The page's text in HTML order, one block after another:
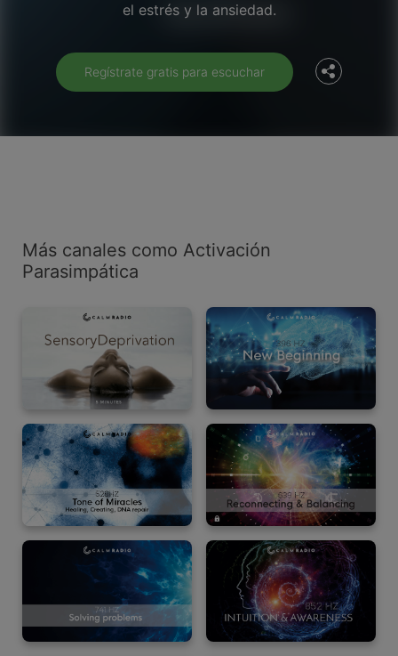
el estrés y la ansiedad.
Regístrate gratis para escuchar
Más canales como Activación
Parasimpática